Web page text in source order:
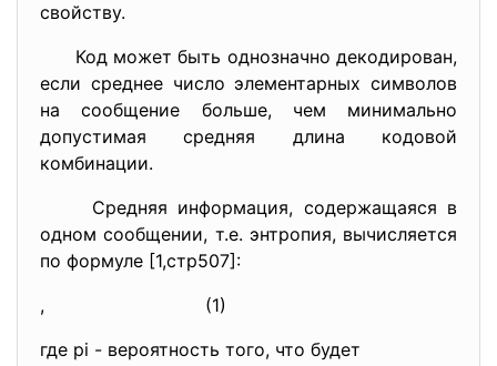
свойству.
Код может быть однозначно декодирован,
если среднее число элементарных символов
на сообщение больше, чем минимально
допустимая средняя длина кодовой
комбинации.
Средняя информация, содержащаяся в
одном сообщении, т.е. энтропия, вычисляется
по формуле [1,стр507]:
, (1)
где pi - вероятность того, что будет